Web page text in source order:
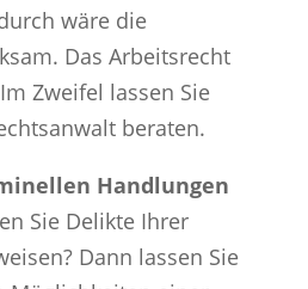
wäre die
Das Arbeitsrecht
Zweifel lassen Sie
beraten.
Handlungen
Sie Delikte Ihrer
Dann lassen Sie